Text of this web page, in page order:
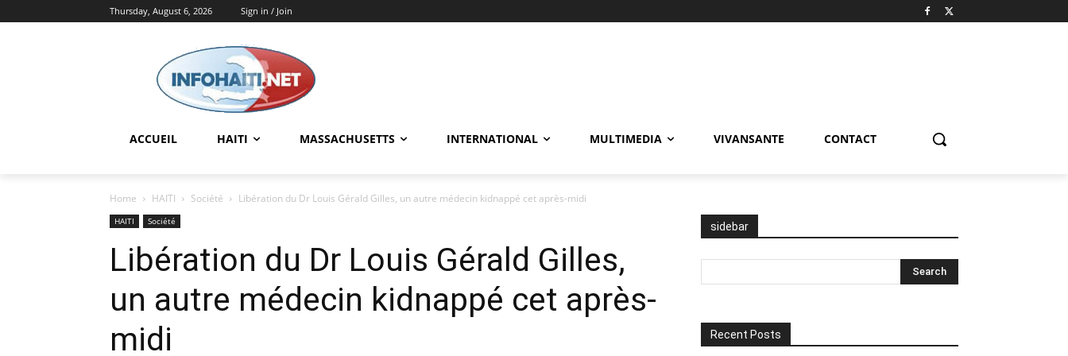
Thursday, August 6, 2026 Sign in / Join
ACCUEIL HAITI MASSACHUSETTS INTERNATIONAL MULTIMEDIA VIVANSANTE CONTACT
Home HAITI Société Libération du Dr Louis Gérald Gilles, un autre médecin kidnappé cet après-midi
HAITI Société
Libération du Dr Louis Gérald Gilles,
un autre médecin kidnappé cet après-
midi
sidebar
Recent Posts